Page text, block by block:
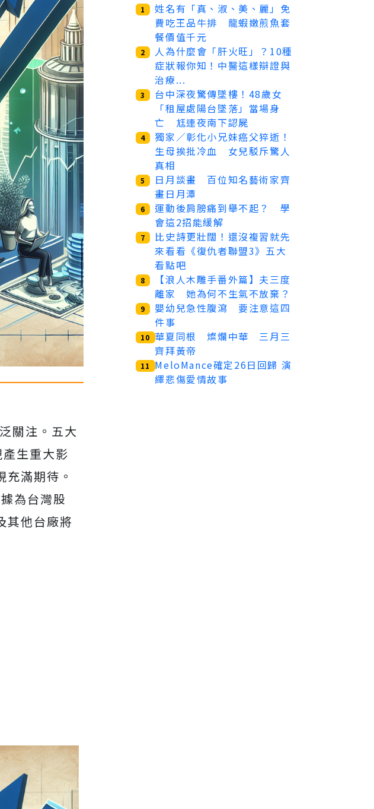
關注。五大
生重大影
滿期待。
為台灣股
其他台廠將
1
姓名有「真、淑、美、麗」免
費吃王品牛排 龍蝦嫩煎魚套
餐價值千元
2
人為什麼會「肝火旺」？10種
症狀報你知！中醫這樣辯證與
治療...
3
台中深夜驚傳墜樓！48歲女
「租屋處陽台墜落」當場身
亡 尪連夜南下認屍
4
獨家／彰化小兄妹癌父猝逝！
生母挨批冷血 女兒駁斥驚人
真相
5
日月談畫 百位知名藝術家齊
畫日月潭
6
運動後肩膀痛到舉不起？ 學
會這2招能緩解
7
比史詩更壯闊！還沒複習就先
來看看《復仇者聯盟3》五大
看點吧
8
【浪人木雕手番外篇】夫三度
離家 她為何不生氣不放棄？
9
嬰幼兒急性腹瀉 要注意這四
件事
10 華夏同根 燦爛中華 三月三
齊拜黃帝
11
MeloMance確定26日回歸 演
繹悲傷愛情故事